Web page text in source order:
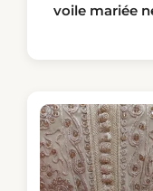
voile mariée
Le
prix
était